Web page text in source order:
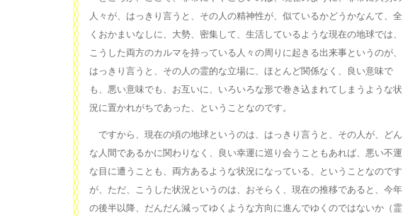
人々が、はっきり言うと、その人の精神性が、似ているかどうかなんて、全
くおかまいなしに、大勢、密集して、生活しているような現在の地球では、
こうした両方のカルマを持っている人々の周りに起きる出来事というのが、
はっきり言うと、その人の霊的な立場に、ほとんど関係なく、良い意味で
も、悪い意味でも、お互いに、いろいろな形で巻き込まれてしまうような状
況に置かれがちであった、ということなのです。
ですから、現在の頃の地球というのは、はっきり言うと、その人が、どん
な人間であるかに関わりなく、良い幸運に巡り会うこともあれば、悪い不運
な目に遭うことも、両方あるような状況になっている、ということなのです
が、ただ、こうした状況というのは、おそらく、現在の推移であると、今年
の後半以降、だんだん減ってゆくような方向に進んでゆくのではないか（霊